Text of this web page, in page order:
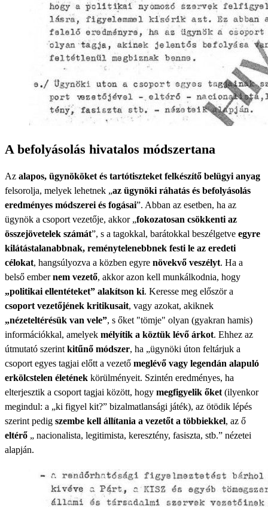
A befolyásolás hivatalos módszertana
Az alapos, ügynököket és tartótiszteket felkészítő belügyi anyag
felsorolja, melyek lehetnek „az ügynöki ráhatás és befolyásolás
eredményes módszerei és fogásai”. Abban az esetben, ha az
ügynök a csoport vezetője, akkor „fokozatosan csökkenti az
összejövetelek számát”, s a tagokkal, barátokkal beszélgetve egyre
kilátástalanabbnak, reménytelenebbnek festi le az eredeti
célokat, hangsúlyozva a közben egyre növekvő veszélyt. Ha a
belső embernem vezető, akkor azon kell munkálkodnia, hogy
„politikai ellentéteket” alakítson ki. Keresse meg először a
csoport vezetőjének kritikusait, vagy azokat, akiknek
„nézeteltérésük van vele”, s őket "tömje" olyan (gyakran hamis)
információkkal, amelyek mélyítik a köztük lévő árkot. Ehhez az
útmutató szerint kitűnő módszer, ha „ügynöki úton feltárjuk a
csoport egyes tagjai előtt a vezető meglévő vagy legendán alapuló
erkölcstelen életének körülményeit. Szintén eredményes, ha
elterjesztik a csoport tagjai között, hogy megfigyelik őket (ilyenkor
megindul: a „ki figyel kit?” bizalmatlansági játék), az ötödik lépés
szerint pedig szembe kell állítania a vezetőt a többiekkel, az ő
eltérő „ nacionalista, legitimista, keresztény, fasiszta, stb.” nézetei
alapján.